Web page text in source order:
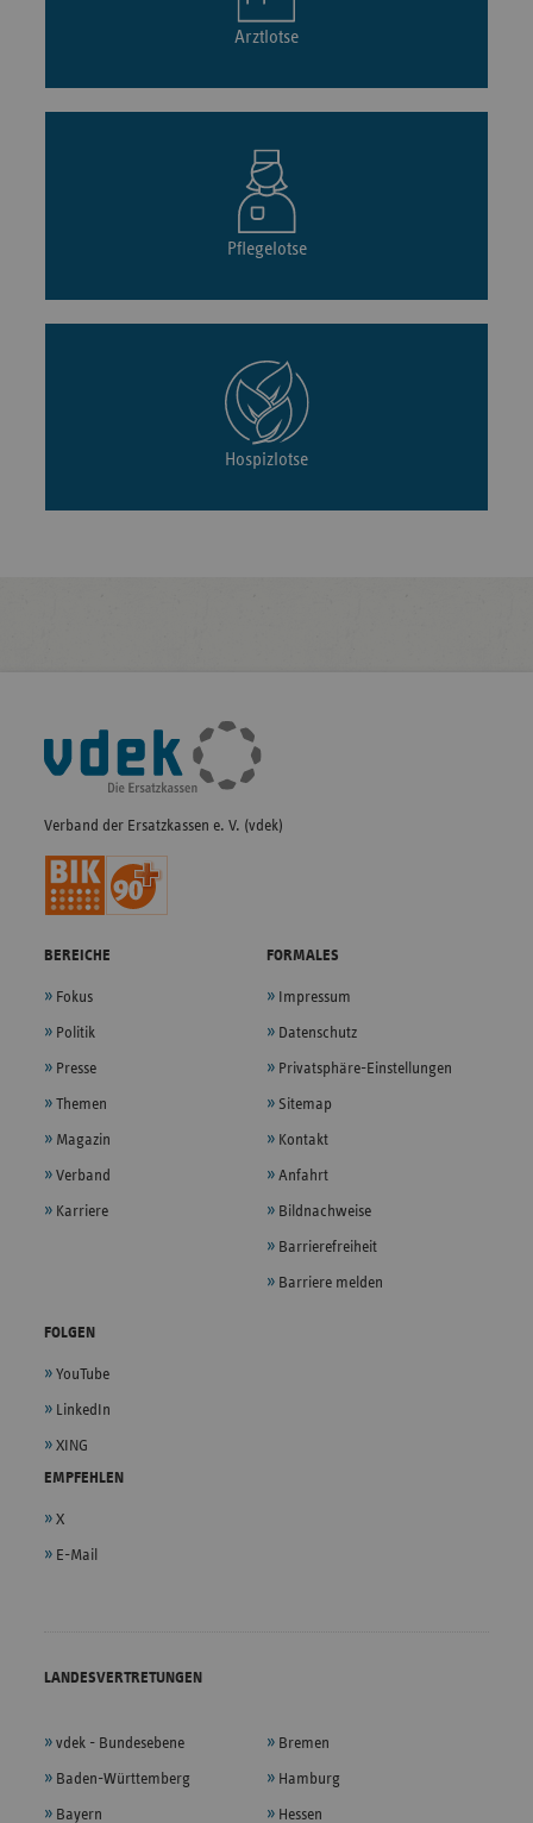
Arztlotse
Pflegelotse
Hospizlotse
Fußleisten-
Navigation
Verband der Ersatzkassen e. V. (vdek)
BEREICHE
Fokus
Politik
Presse
Themen
Magazin
Verband
Karriere
FORMALES
Impressum
Datenschutz
Privatsphäre-Einstellungen
Sitemap
Kontakt
Anfahrt
Bildnachweise
Barrierefreiheit
Barriere melden
FOLGEN
YouTube
LinkedIn
XING
EMPFEHLEN
X
E-Mail
LANDESVERTRETUNGEN
vdek - Bundesebene
Baden-Württemberg
Bayern
Bremen
Hamburg
Hessen